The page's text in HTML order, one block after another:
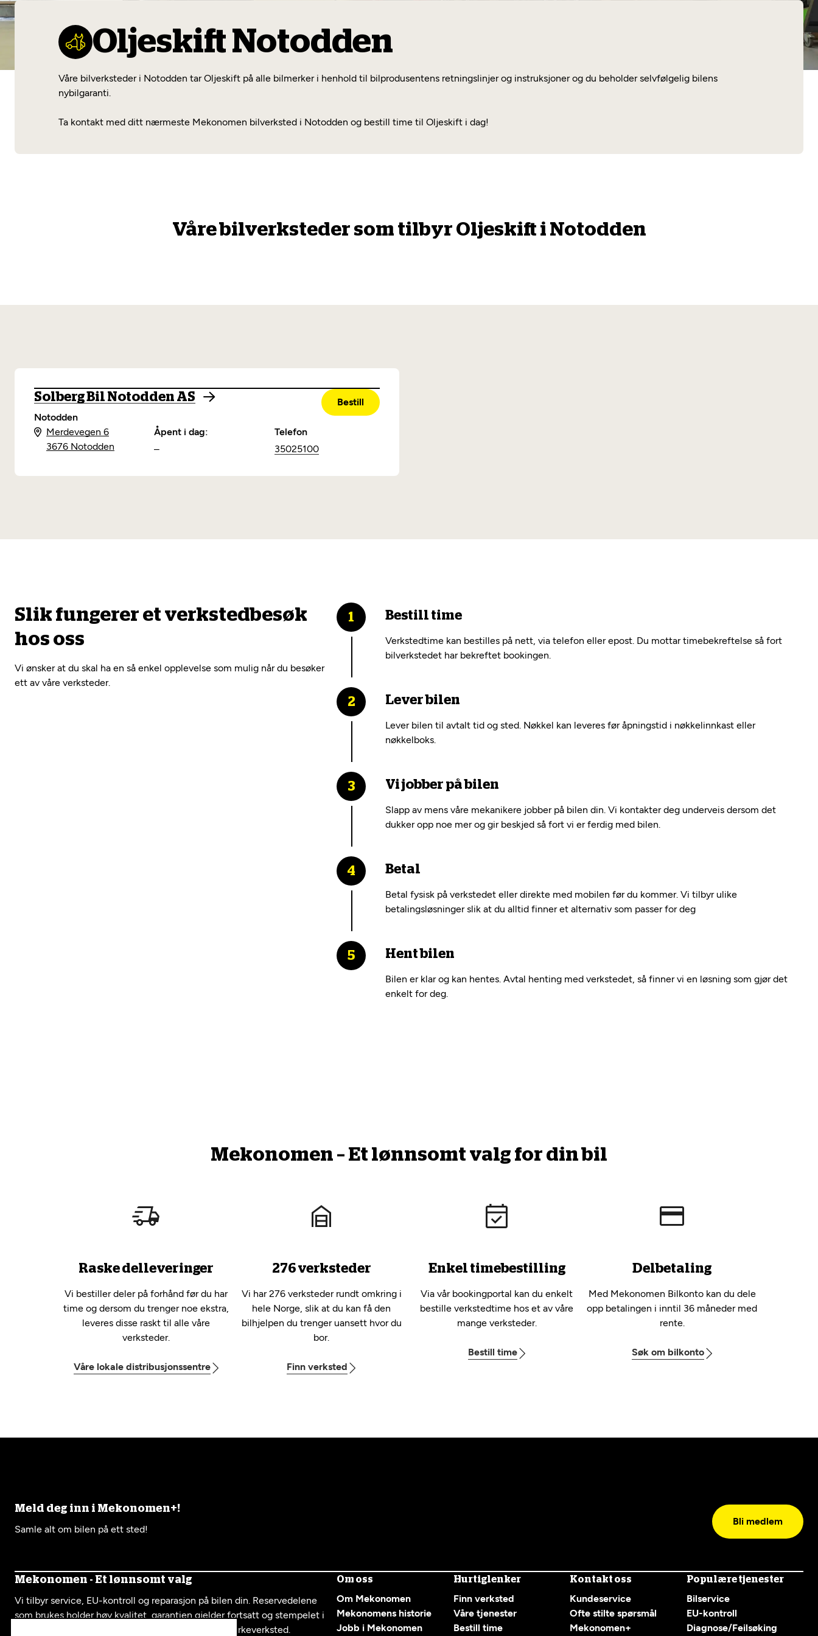
Oljeskift Notodden
Våre bilverksteder i Notodden tar Oljeskift på alle bilmerker i henhold til bilprodusentens retningslinjer og instruksjoner og du beholder selvfølgelig bilens
nybilgaranti.
Ta kontakt med ditt nærmeste Mekonomen bilverksted i Notodden og bestill time til Oljeskift i dag!
Våre bilverksteder som tilbyr Oljeskift i Notodden
Solberg Bil Notodden AS
Notodden
Bestill
Merdevegen 6
3676 Notodden
Åpent i dag:
–
Telefon
35025100
Slik fungerer et verkstedbesøk
hos oss
Vi ønsker at du skal ha en så enkel opplevelse som mulig når du besøker
ett av våre verksteder.
Bestill time
Verkstedtime kan bestilles på nett, via telefon eller epost. Du mottar timebekreftelse så fort
bilverkstedet har bekreftet bookingen.
Lever bilen
Lever bilen til avtalt tid og sted. Nøkkel kan leveres før åpningstid i nøkkelinnkast eller
nøkkelboks.
Vi jobber på bilen
Slapp av mens våre mekanikere jobber på bilen din. Vi kontakter deg underveis dersom det
dukker opp noe mer og gir beskjed så fort vi er ferdig med bilen.
Betal
Betal fysisk på verkstedet eller direkte med mobilen før du kommer. Vi tilbyr ulike
betalingsløsninger slik at du alltid finner et alternativ som passer for deg
Hent bilen
Bilen er klar og kan hentes. Avtal henting med verkstedet, så finner vi en løsning som gjør det
enkelt for deg.
Mekonomen – Et lønnsomt valg for din bil
Raske delleveringer
Vi bestiller deler på forhånd før du har
time og dersom du trenger noe ekstra,
leveres disse raskt til alle våre
verksteder.
Våre lokale distribusjonssentre
276 verksteder
Vi har 276 verksteder rundt omkring i
hele Norge, slik at du kan få den
bilhjelpen du trenger uansett hvor du
bor.
Finn verksted
Enkel timebestilling
Via vår bookingportal kan du enkelt
bestille verkstedtime hos et av våre
mange verksteder.
Bestill time
Delbetaling
Med Mekonomen Bilkonto kan du dele
opp betalingen i inntil 36 måneder med
rente.
Søk om bilkonto
Meld deg inn i Mekonomen+!
Samle alt om bilen på ett sted!
Bli medlem
Mekonomen - Et lønnsomt valg
Vi tilbyr service, EU-kontroll og reparasjon på bilen din. Reservedelene
som brukes holder høy kvalitet, garantien gjelder fortsatt og stempelet i
serviceboka fra oss er like mye verdt som hos et merkeverksted.
Om oss
Om Mekonomen
Mekonomens historie
Jobb i Mekonomen
Hurtiglenker
Finn verksted
Våre tjenester
Bestill time
Kontakt oss
Kundeservice
Ofte stilte spørsmål
Mekonomen+
Populære tjenester
Bilservice
EU-kontroll
Diagnose/Feilsøking